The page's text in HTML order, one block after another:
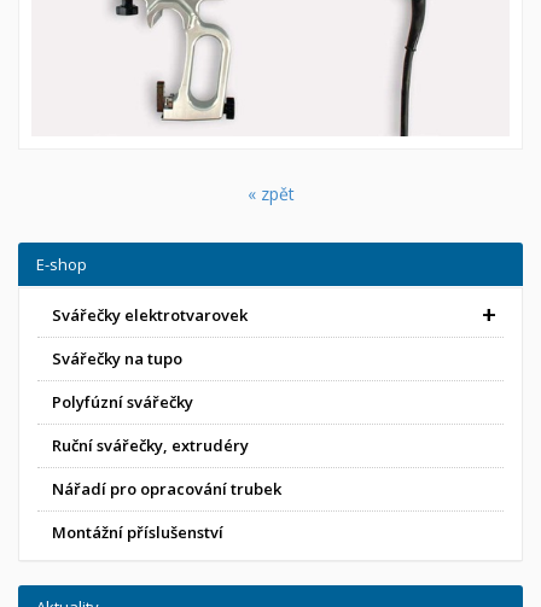
« zpět
E-shop
Svářečky elektrotvarovek
Svářečky na tupo
Polyfúzní svářečky
Ruční svářečky, extrudéry
Nářadí pro opracování trubek
Montážní příslušenství